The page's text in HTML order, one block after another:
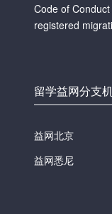
Code of
registered
留学益网分支
益网北京
益网悉尼